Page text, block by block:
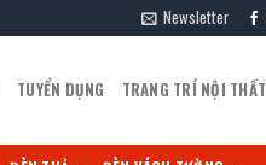
Newsletter
TUYỂN DỤNG TRANG TRÍ NỘI THẤT